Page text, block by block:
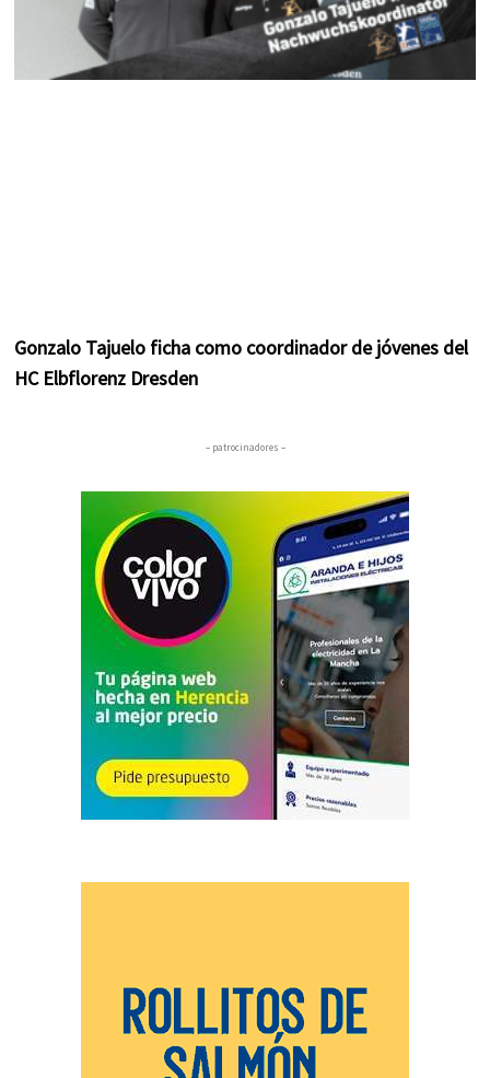
Gonzalo Tajuelo ficha como coordinador de jóvenes del
HC Elbflorenz Dresden
– patrocinadores –